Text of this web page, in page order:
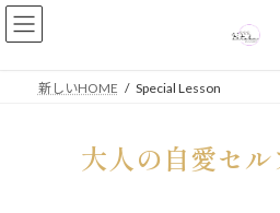
新しいHOME Special Lesson
大人の自愛セ